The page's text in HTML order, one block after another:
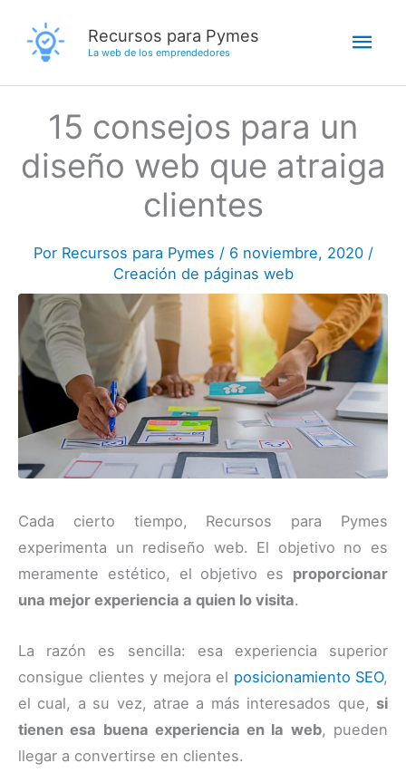
contenido
Recursos para Pymes
La web de los emprendedores
15 consejos para un
diseño web que atraiga
clientes
Por Recursos para Pymes / 6 noviembre, 2020 /
Creación de páginas web
Cada cierto tiempo, Recursos para Pymes
experimenta un rediseño web. El objetivo no es
meramente estético, el objetivo es proporcionar
una mejor experiencia a quien lo visita.
La razón es sencilla: esa experiencia superior
consigue clientes y mejora el posicionamiento SEO,
el cual, a su vez, atrae a más interesados que, si
tienen esa buena experiencia en la web, pueden
llegar a convertirse en clientes.